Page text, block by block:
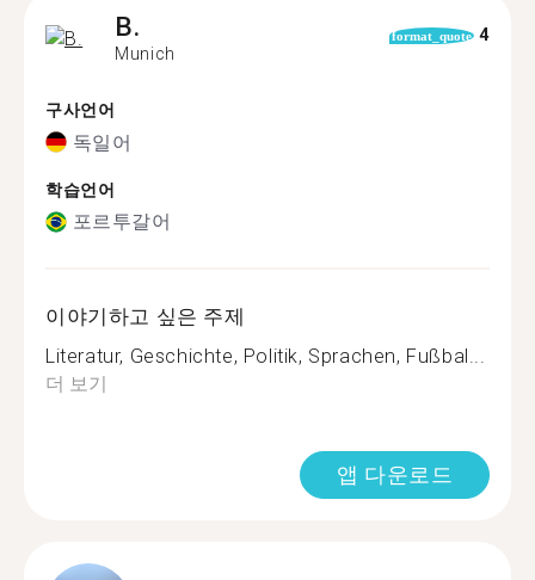
B.
Munich
format_quote 4
구사언어
독일어
학습언어
포르투갈어
이야기하고 싶은 주제
Literatur, Geschichte, Politik, Sprachen, Fußbal...
더 보기
앱 다운로드